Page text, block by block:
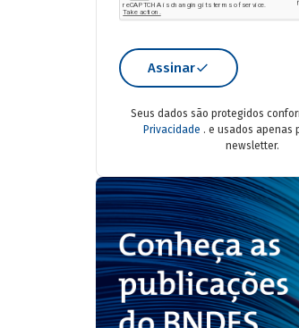
Assinar
Seus dados são protegidos
Privacidade . e usados apenas
newsletter.